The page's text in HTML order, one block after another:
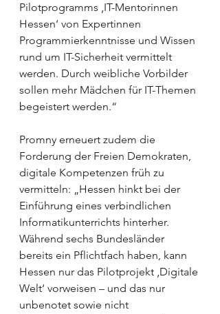
Pilotprogramms ‚IT-Mentorinnen
Hessen‘ von Expertinnen
Programmierkenntnisse und Wissen
rund um IT-Sicherheit vermittelt
werden. Durch weibliche Vorbilder
sollen mehr Mädchen für IT-Themen
begeistert werden.“
Promny erneuert zudem die
Forderung der Freien Demokraten,
digitale Kompetenzen früh zu
vermitteln: „Hessen hinkt bei der
Einführung eines verbindlichen
Informatikunterrichts hinterher.
Während sechs Bundesländer
bereits ein Pflichtfach haben, kann
Hessen nur das Pilotprojekt ‚Digitale
Welt‘ vorweisen – und das nur
unbenotet sowie nicht